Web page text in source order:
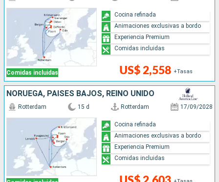
Comidas incluidas US$ 2,558 +Tasas
Cocina refinada
Animaciones exclusivas a bordo
Experiencia Premium
Comidas incluidas
NORUEGA, PAISES BAJOS, REINO UNIDO
Rotterdam 15 d Rotterdam 17/09/2028
Cocina refinada
Animaciones exclusivas a bordo
Experiencia Premium
Comidas incluidas